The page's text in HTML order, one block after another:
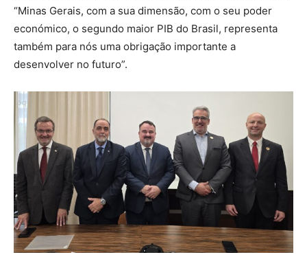
“Minas Gerais, com a sua dimensão, com o seu poder
económico, o segundo maior PIB do Brasil, representa
também para nós uma obrigação importante a
desenvolver no futuro”.